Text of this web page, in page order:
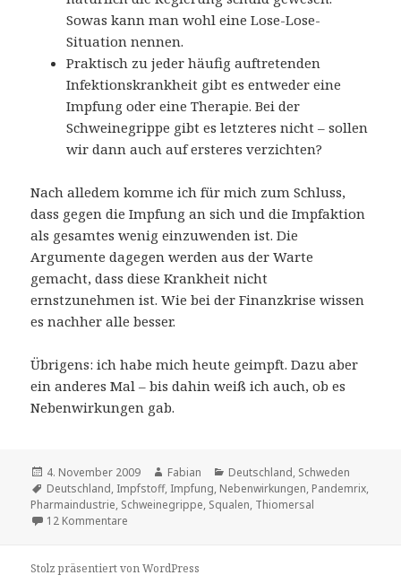
Sowas kann man wohl eine Lose-Lose-
Situation nennen.
Praktisch zu jeder häufig auftretenden
Infektionskrankheit gibt es entweder eine
Impfung oder eine Therapie. Bei der
Schweinegrippe gibt es letzteres nicht – sollen
wir dann auch auf ersteres verzichten?
Nach alledem komme ich für mich zum Schluss,
dass gegen die Impfung an sich und die Impfaktion
als gesamtes wenig einzuwenden ist. Die
Argumente dagegen werden aus der Warte
gemacht, dass diese Krankheit nicht
ernstzunehmen ist. Wie bei der Finanzkrise wissen
es nachher alle besser.
Übrigens: ich habe mich heute geimpft. Dazu aber
ein anderes Mal – bis dahin weiß ich auch, ob es
Nebenwirkungen gab.
Veröffentlicht
am
4. November 2009 Autor
Fabian Kategorien
Deutschland, Schweden
Schlagwörter
Deutschland, Impfstoff, Impfung, Nebenwirkungen, Pandemrix,
Pharmaindustrie, Schweinegrippe, Squalen, Thiomersal
12 Kommentare
Stolz präsentiert von WordPress